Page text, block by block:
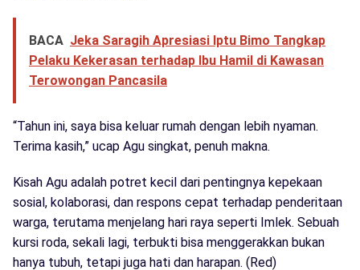
BACA Jeka Saragih Apresiasi Iptu Bimo Tangkap
Pelaku Kekerasan terhadap Ibu Hamil di Kawasan
Terowongan Pancasila
“Tahun ini, saya bisa keluar rumah dengan lebih nyaman.
Terima kasih,” ucap Agu singkat, penuh makna.
Kisah Agu adalah potret kecil dari pentingnya kepekaan
sosial, kolaborasi, dan respons cepat terhadap penderitaan
warga, terutama menjelang hari raya seperti Imlek. Sebuah
kursi roda, sekali lagi, terbukti bisa menggerakkan bukan
hanya tubuh, tetapi juga hati dan harapan. (Red)